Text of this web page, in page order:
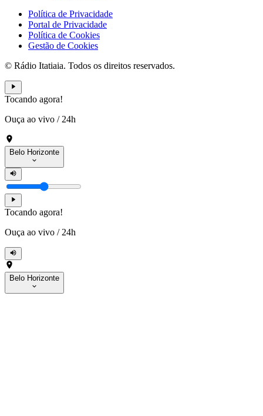
Política de Privacidade
Portal de Privacidade
Política de Cookies
Gestão de Cookies
© Rádio Itatiaia. Todos os direitos reservados.
Tocando agora!
Ouça ao vivo / 24h
Belo Horizonte
Tocando agora!
Ouça ao vivo / 24h
Belo Horizonte